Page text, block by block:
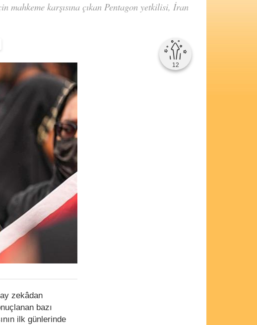
mahkeme karşısına çıkan Pentagon yetkilisi, İran
12
zekâdan
bazı
ilk günlerinde